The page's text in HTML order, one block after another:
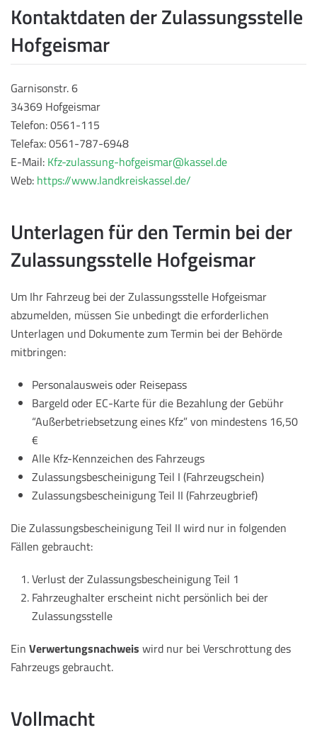
Kontaktdaten der Zulassungsstelle
Hofgeismar
Garnisonstr. 6
34369 Hofgeismar
Telefon: 0561-115
Telefax: 0561-787-6948
E-Mail: Kfz-zulassung-hofgeismar@kassel.de
Web: https://www.landkreiskassel.de/
Unterlagen für den Termin bei der
Zulassungsstelle Hofgeismar
Um Ihr Fahrzeug bei der Zulassungsstelle Hofgeismar
abzumelden, müssen Sie unbedingt die erforderlichen
Unterlagen und Dokumente zum Termin bei der Behörde
mitbringen:
Personalausweis oder Reisepass
Bargeld oder EC-Karte für die Bezahlung der Gebühr
“Außerbetriebsetzung eines Kfz” von mindestens 16,50
€
Alle Kfz-Kennzeichen des Fahrzeugs
Zulassungsbescheinigung Teil I (Fahrzeugschein)
Zulassungsbescheinigung Teil II (Fahrzeugbrief)
Die Zulassungsbescheinigung Teil II wird nur in folgenden
Fällen gebraucht:
Verlust der Zulassungsbescheinigung Teil 1
Fahrzeughalter erscheint nicht persönlich bei der
Zulassungsstelle
Ein Verwertungsnachweis wird nur bei Verschrottung des
Fahrzeugs gebraucht.
Vollmacht